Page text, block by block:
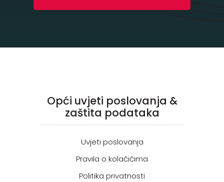
Opći uvjeti poslovanja &
zaštita podataka
Uvjeti poslovanja
Pravila o kolačićima
Politika privatnosti